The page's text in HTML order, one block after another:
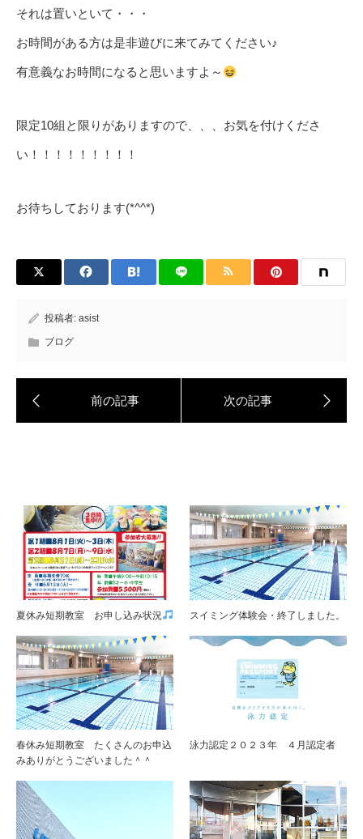
それは置いといて・・・
お時間がある方は是非遊びに来てみてください♪
有意義なお時間になると思いますよ～
限定10組と限りがありますので、、、お気を付けくださ
い！！！！！！！！！
お待ちしております(*^^*)
投稿者: asist
ブログ
夏休み短期教室 お申し込み状況 スイミング体験会・終了しました。
春休み短期教室 たくさんのお申込
みありがとうございました＾＾
泳力認定２０２３年 ４月認定者